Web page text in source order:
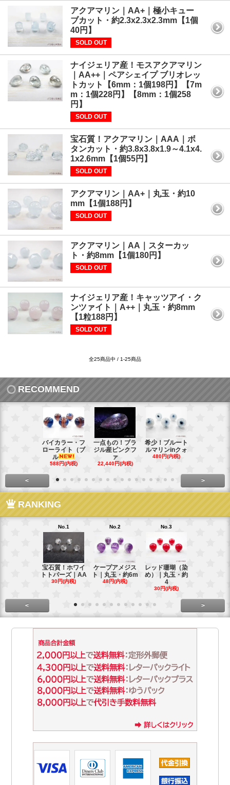
アクアマリン｜AA+｜極小キュー
ブカット・約2.3x2.3x2.3mm【1個
40円】
SOLD OUT
ナイジェリア産！モスアクアマリン
｜AA++｜ペアシェイプ ブリオレッ
トカット【6mm：1個198円】【7m
m：1個228円】【8mm：1個258
円】
SOLD OUT
宝石質！アクアマリン｜AAA｜ボ
タンカット・約3.8x3.8x1.9～4.1x4.
1x2.6mm【1個55円】
SOLD OUT
アクアマリン｜AA+｜丸玉・約10
mm【1個188円】
SOLD OUT
アクアマリン｜AA｜スターカッ
ト・約8mm【1個180円】
SOLD OUT
ナイジェリア産！キャッツアイ・ク
ンツァイト｜A++｜丸玉・約8mm
【1粒188円】
SOLD OUT
全25商品中 / 1-25商品
RECOMMEND
バイカラー・フ
ローライト（ブ
ル
588円(内税)
一点もの！ブラ
ジル産ピンクフ
ァ
22,440円(内税)
希少！ブルート
ルマリンinクォ
480円(内税)
< >
RANKING
No.1
宝石質！ホワイ
トトパーズ｜AA
30円(内税)
No.2
ケープアメジス
ト｜丸玉・約6m
48円(内税)
No.3
レッド珊瑚（染
め）｜丸玉・約
4
30円(内税)
< >